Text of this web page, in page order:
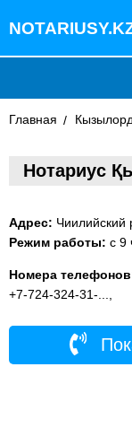
БЛОГ
ДОБАВИТЬ
Главная
Нотариус
Адрес: Чиилийский
Режим работы: с 9
Номера
+7-724-324-31-...,